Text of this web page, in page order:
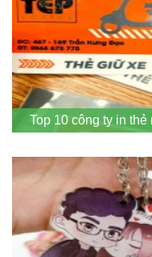
Top 10 công ty in